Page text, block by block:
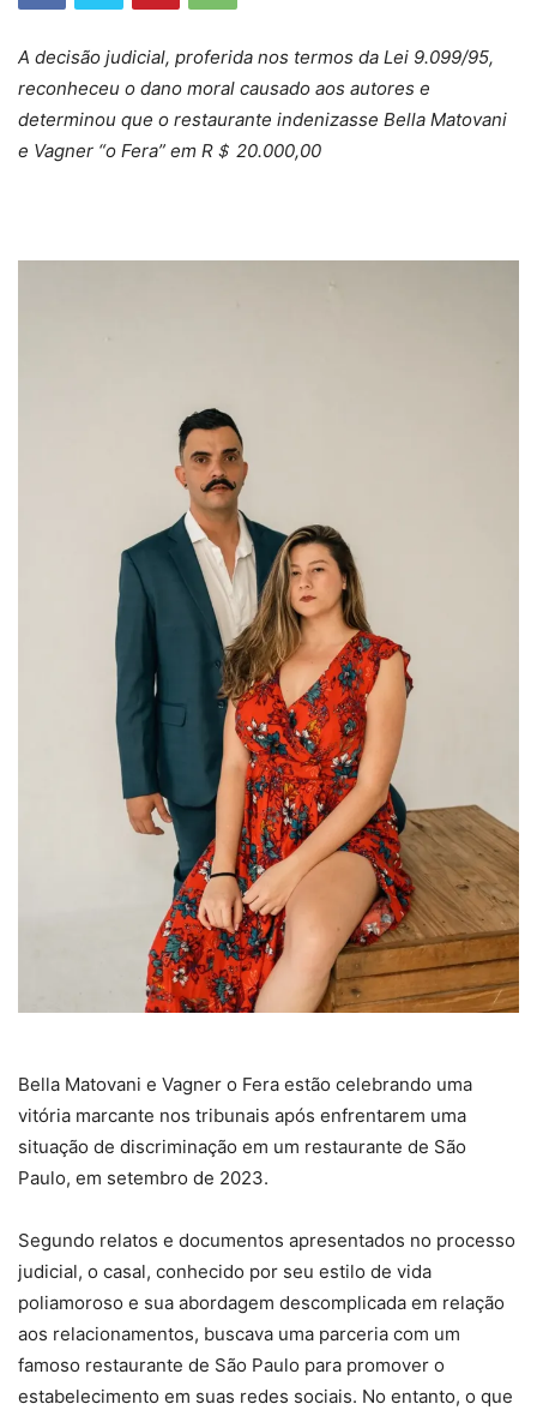
A decisão judicial, proferida nos termos da Lei 9.099/95,
reconheceu o dano moral causado aos autores e
determinou que o restaurante indenizasse Bella Matovani
e Vagner “o Fera” em R＄ 20.000,00
Bella Matovani e Vagner o Fera estão celebrando uma
vitória marcante nos tribunais após enfrentarem uma
situação de discriminação em um restaurante de São
Paulo, em setembro de 2023.
Segundo relatos e documentos apresentados no processo
judicial, o casal, conhecido por seu estilo de vida
poliamoroso e sua abordagem descomplicada em relação
aos relacionamentos, buscava uma parceria com um
famoso restaurante de São Paulo para promover o
estabelecimento em suas redes sociais. No entanto, o que